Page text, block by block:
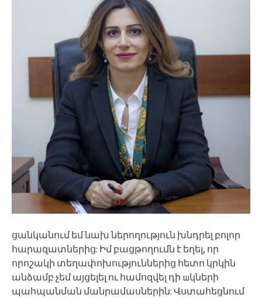
ցանկանում եմ նախ ներողություն խնդրել բոլոր
հարազատներից: Իմ բացթողումն է եղել, որ
որոշակի տեղափոխություններից հետո կրկին
անձամբ չեմ այցելել ու համոզվել դի шկների
պահպանման մանրամասներին: Վստահեցնում